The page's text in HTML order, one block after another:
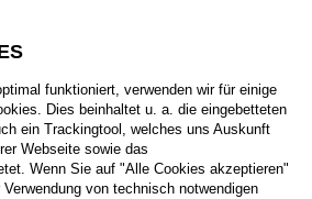
funktioniert, verwenden wir für einige
Dies beinhaltet u. a. die eingebetteten
ein Trackingtool, welches uns Auskunft
Webseite sowie das
Wenn Sie auf "Alle Cookies akzeptieren"
von technisch notwendigen